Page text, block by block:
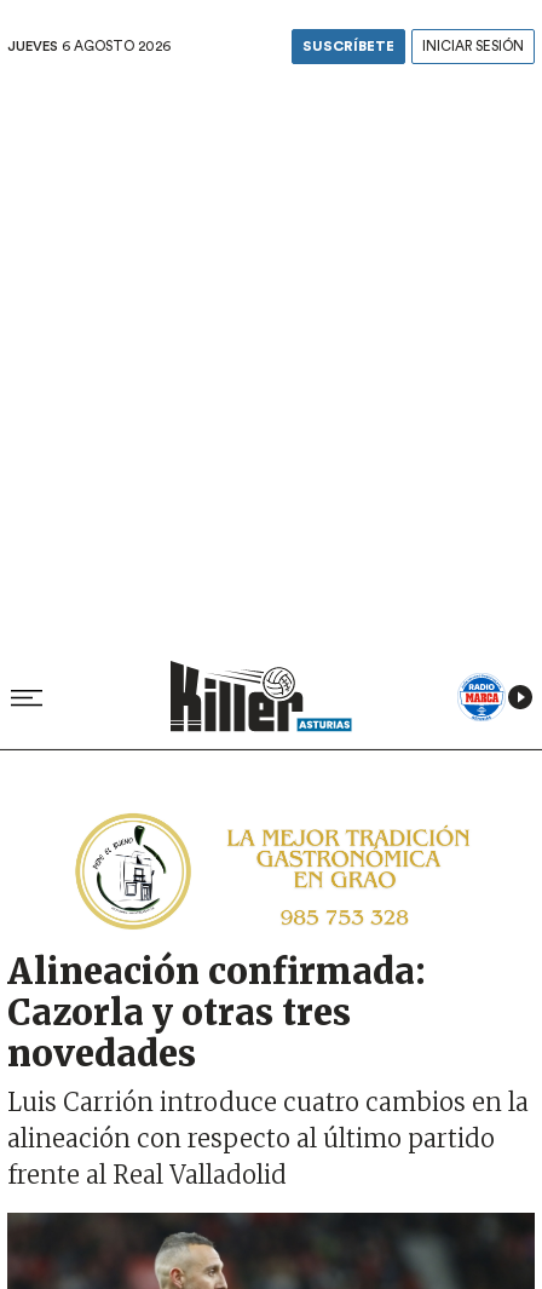
JUEVES 6 AGOSTO 2026 SUSCRÍBETE INICIAR SESIÓN
Alineación confirmada:
Cazorla y otras tres
novedades
Luis Carrión introduce cuatro cambios en la
alineación con respecto al último partido
frente al Real Valladolid
Imagen